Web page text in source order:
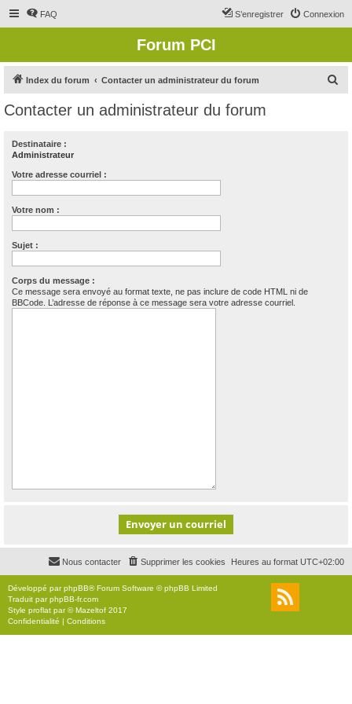
FAQ Connexion
S’enregistrer
Forum PCI
Index du forum Contacter un administrateur du forum
Contacter un administrateur du forum
Destinataire :
Administrateur
Votre adresse courriel :
Votre nom :
Sujet :
Corps du message :
Ce message sera envoyé au format texte, ne pas inclure de code HTML ni de
BBCode. L’adresse de réponse à ce message sera votre adresse courriel.
Heures au format UTC+02:00
Supprimer les cookies
Nous contacter
Développé parphpBB® Forum Software © phpBB Limited
Traduit parphpBB-fr.com
Style proflat par ©Mazeltof 2017
Confidentialité | Conditions